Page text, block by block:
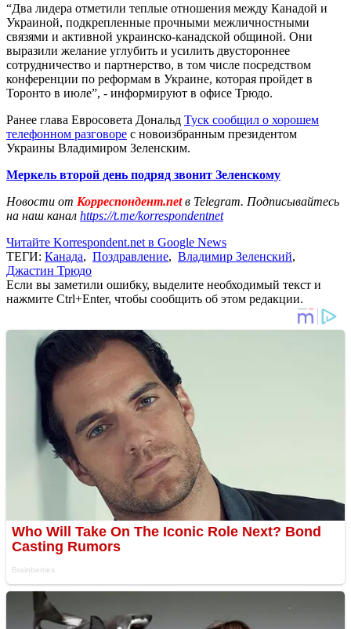
“Два лидера отметили теплые отношения между Канадой и
Украиной, подкрепленные прочными межличностными
связями и активной украинско-канадской общиной. Они
выразили желание углубить и усилить двустороннее
сотрудничество и партнерство, в том числе посредством
конференции по реформам в Украине, которая пройдет в
Торонто в июле”, - информируют в офисе Трюдо.
Ранее глава Евросовета Дональд Туск сообщил о хорошем
телефонном разговоре с новоизбранным президентом
Украины Владимиром Зеленским.
Меркель второй день подряд звонит Зеленскому
Новости от Корреспондент.netв Telegram. Подписывайтесь
на наш канал https://t.me/korrespondentnet
Читайте Korrespondent.net в Google News
ТЕГИ: Канада, Поздравление, Владимир Зеленский,
Джастин Трюдо
Если вы заметили ошибку, выделите необходимый текст и
нажмите Ctrl+Enter, чтобы сообщить об этом редакции.